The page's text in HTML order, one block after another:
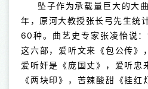
坠子作为承载量巨大的大
年，原河大教授张长弓先生统
60种。曲艺史专家张凌怡说
这六部，爱听文来《包公传》
爱听奸是《庞国丈》，爱听忠
《两块印》，苦辣酸甜《挂